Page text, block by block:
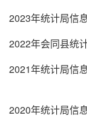
2023年统计局信
2022年会同县统
2021年统计局信
2020年统计局信